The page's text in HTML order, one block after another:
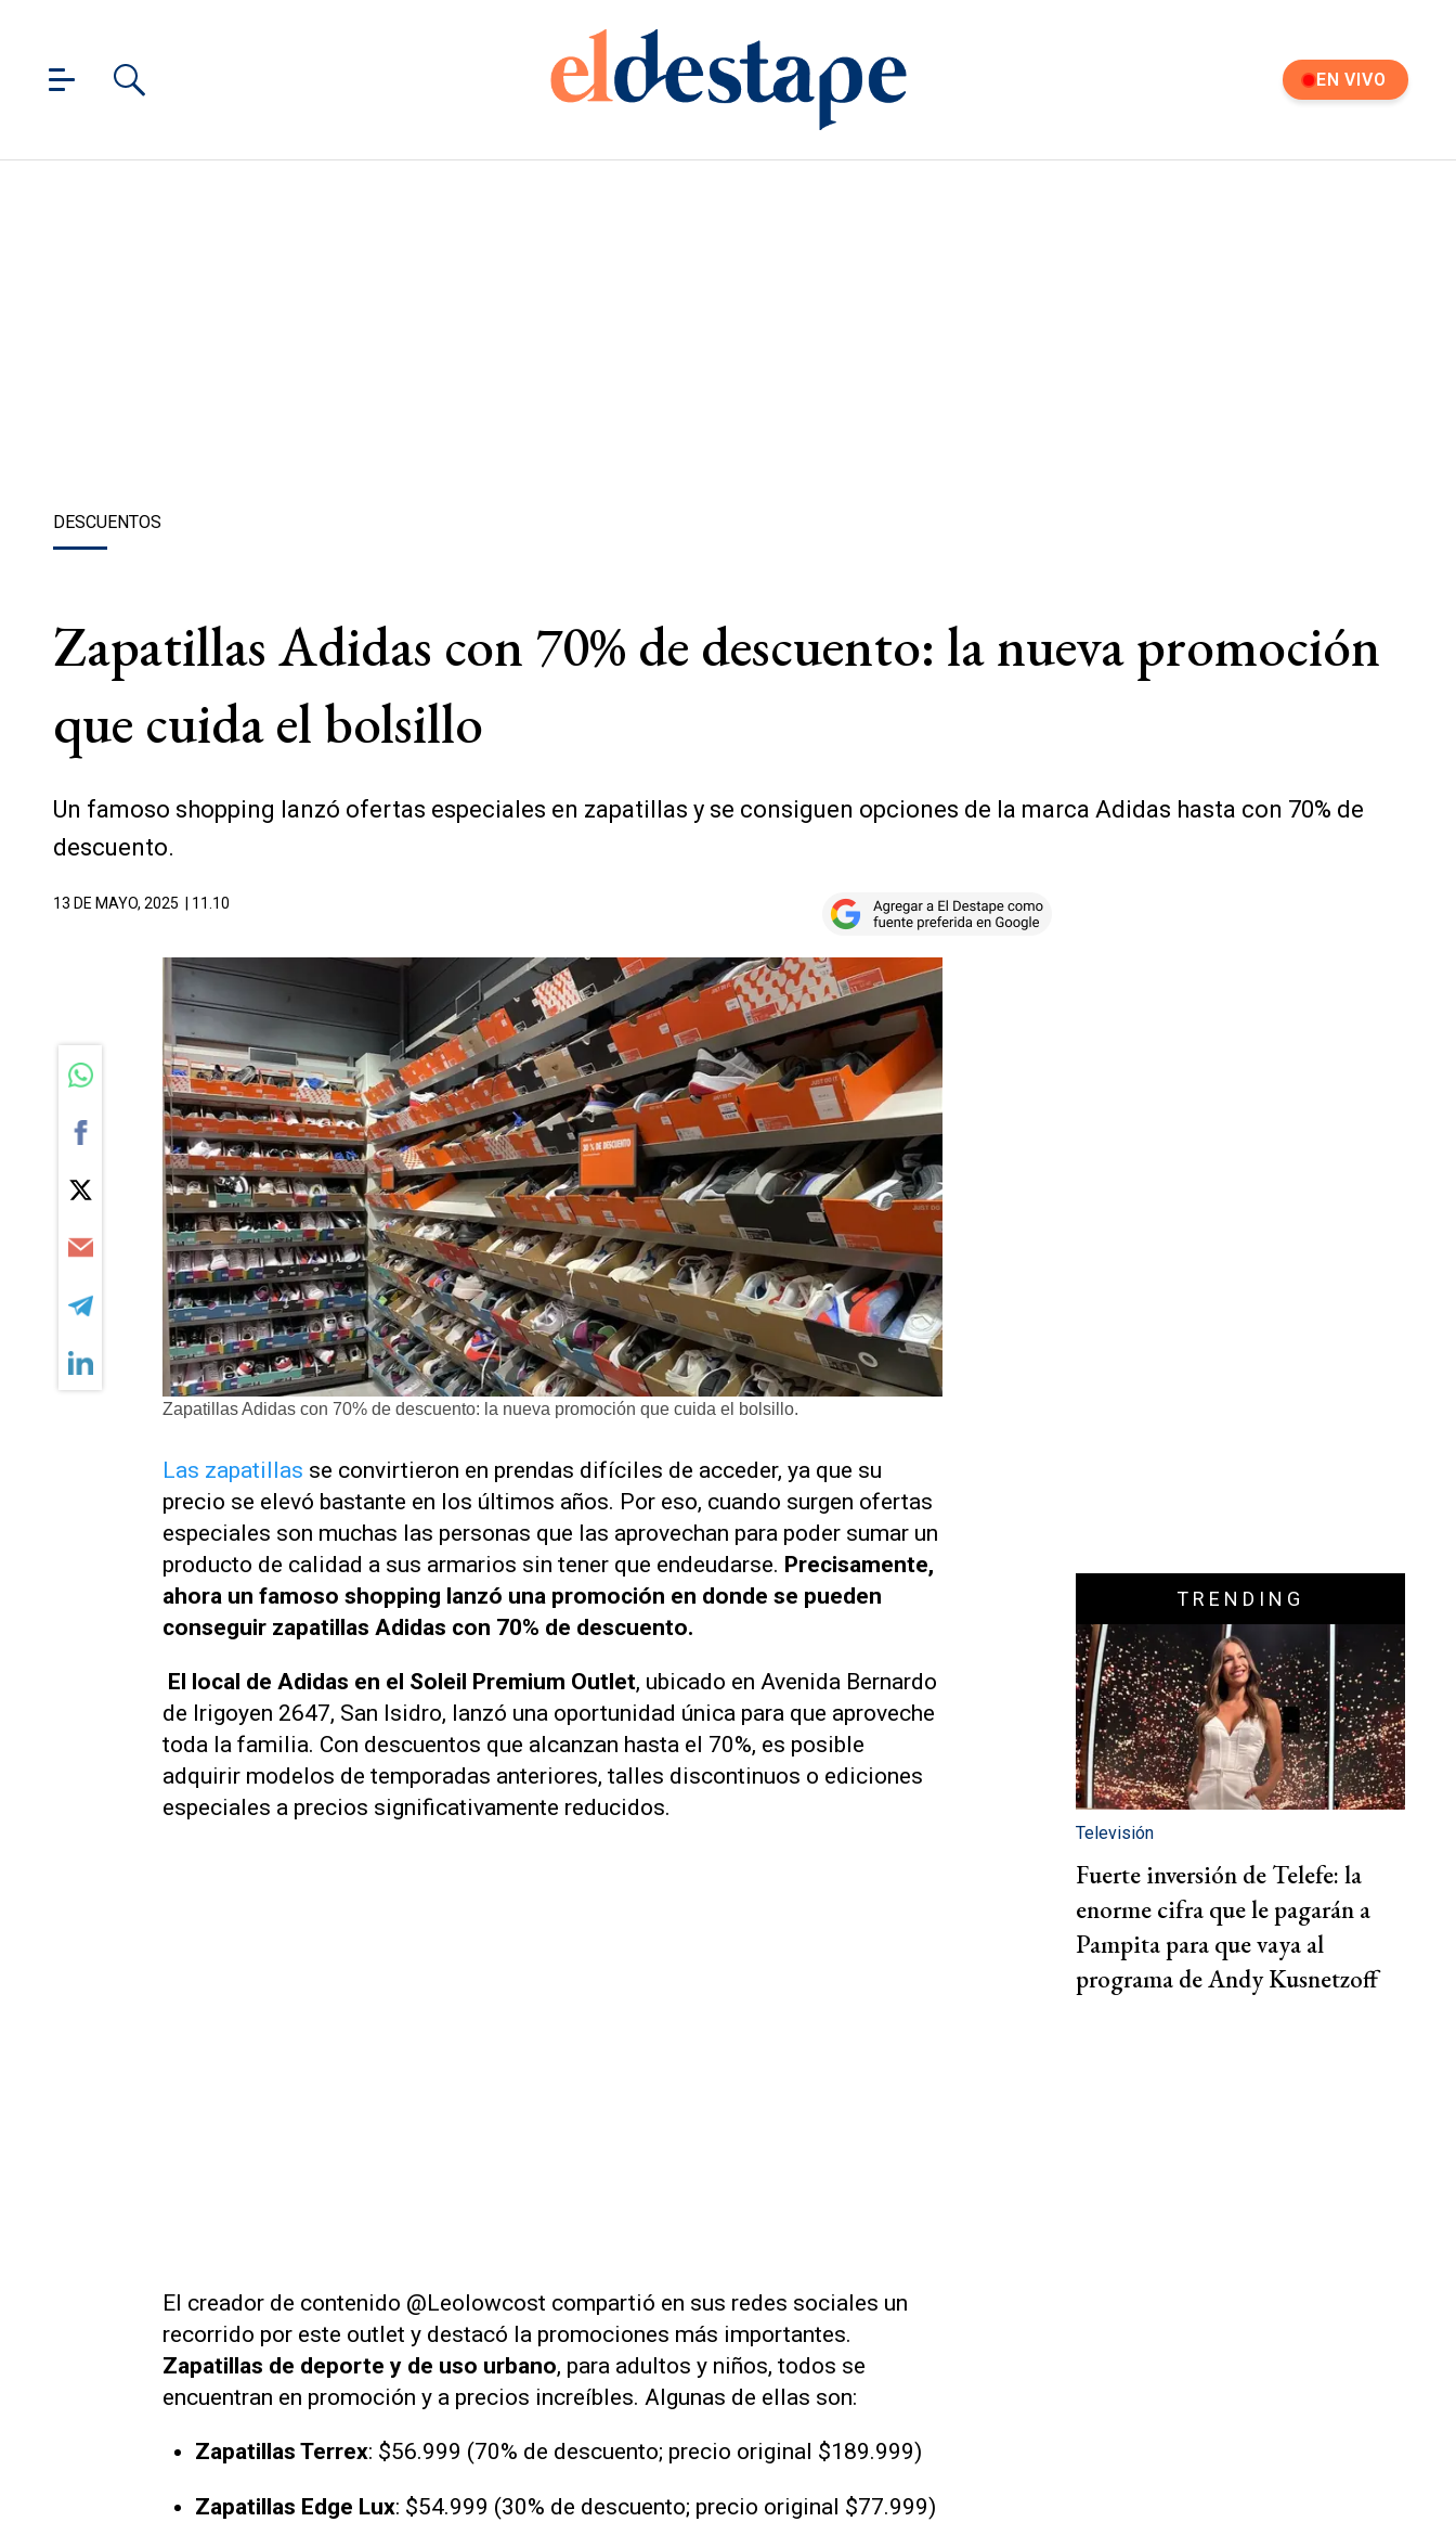
EN VIVO
DESCUENTOS
Zapatillas Adidas con 70% de descuento: la nueva promoción
que cuida el bolsillo
Un famoso shopping lanzó ofertas especiales en zapatillas y se consiguen opciones de la marca Adidas hasta con 70% de
descuento.
13 DE MAYO, 2025 | 11.10
Zapatillas Adidas con 70% de descuento: la nueva promoción que cuida el bolsillo.
Las zapatillas se convirtieron en prendas difíciles de acceder, ya que su
precio se elevó bastante en los últimos años. Por eso, cuando surgen ofertas
especiales son muchas las personas que las aprovechan para poder sumar un
producto de calidad a sus armarios sin tener que endeudarse. Precisamente,
ahora un famoso shopping lanzó una promoción en donde se pueden
conseguir zapatillas Adidas con 70% de descuento.
El local de Adidas en el Soleil Premium Outlet, ubicado en Avenida Bernardo
de Irigoyen 2647, San Isidro, lanzó una oportunidad única para que aproveche
toda la familia. Con descuentos que alcanzan hasta el 70%, es posible
adquirir modelos de temporadas anteriores, talles discontinuos o ediciones
especiales a precios significativamente reducidos.
El creador de contenido @Leolowcost compartió en sus redes sociales un
recorrido por este outlet y destacó la promociones más importantes.
Zapatillas de deporte y de uso urbano, para adultos y niños, todos se
encuentran en promoción y a precios increíbles. Algunas de ellas son:
Zapatillas Terrex: $56.999 (70% de descuento; precio original $189.999)
Zapatillas Edge Lux: $54.999 (30% de descuento; precio original $77.999)
TRENDING
Televisión
Fuerte inversión de Telefe: la
enorme cifra que le pagarán a
Pampita para que vaya al
programa de Andy Kusnetzoff